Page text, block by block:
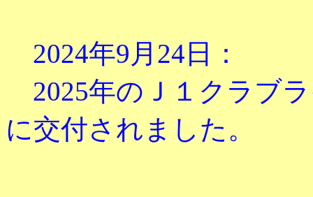
2024年9月24日：
2025年のＪ１クラブ
に交付されました。